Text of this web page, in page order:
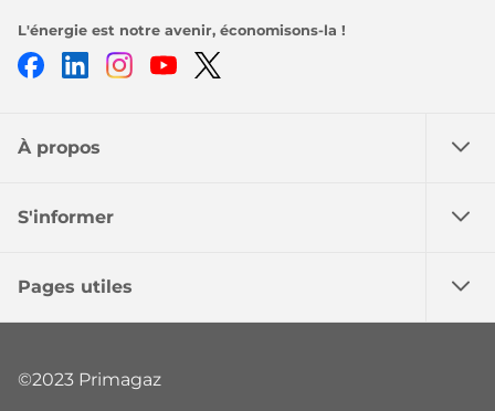
L'énergie est notre avenir, économisons-la !
FacebookLinkedInInstagram
Youtube
À propos
S'informer
Pages utiles
©2023 Primagaz